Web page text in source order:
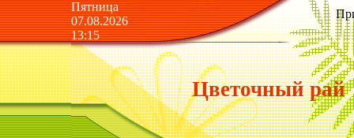
Пятница
07.08.2026
13:15
Цветочный рай